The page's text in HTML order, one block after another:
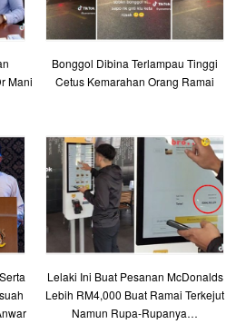
Mani
Bonggol Dibina Terlampau Tinggi
Cetus Kemarahan Orang Ramai
Lelaki Ini Buat Pesanan McDonalds
Lebih RM4,000 Buat Ramai Terkejut
Namun Rupa-Rupanya…